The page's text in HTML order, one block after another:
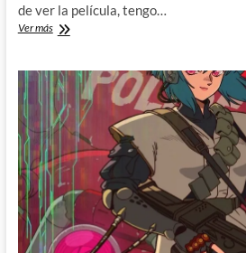
de ver la película, tengo…
Ver másDestripamos
tráiler
de
Avengers:
Doomsday